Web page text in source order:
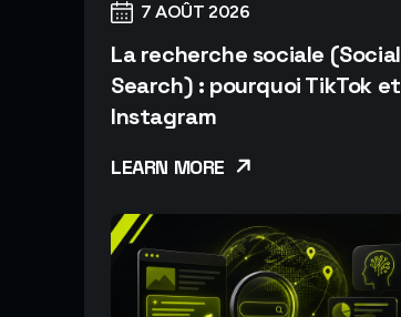
7 AOÛT 2026
La recherche sociale (Social
Search) : pourquoi TikTok et
Instagram
LEARN MORE